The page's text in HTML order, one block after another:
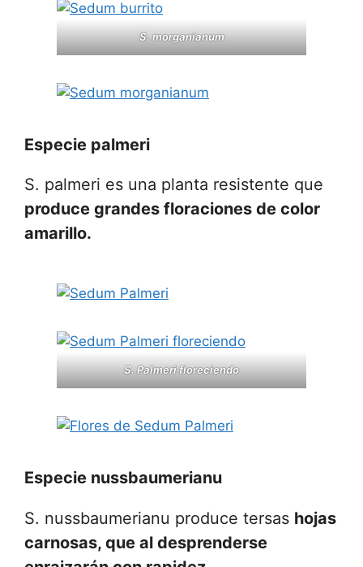
S. morganianum
Especie palmeri
S. palmeri es una planta resistente que
produce grandes floraciones de color
amarillo.
S. Palmeri floreciendo
Especie nussbaumerianu
S. nussbaumerianu produce tersas hojas
carnosas, que al desprenderse